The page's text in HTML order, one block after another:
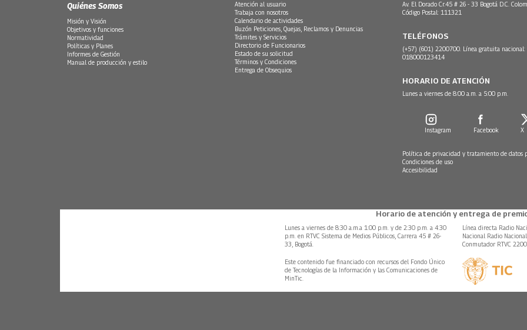
Quiénes Somos
Misión y Visión
Objetivos y funciones
Normatividad
Políticas y Planes
Informes de Gestión
Manual de producción y estilo
Atención al usuario
Trabaja con nosotros
Calendario de actividades
Buzón Peticiones, Quejas, Reclamos y Denuncias
Trámites y Servicios
Directorio de Funcionarios
Estado de su solicitud
Términos y Condiciones
Entrega de Obsequios
Av. El Dorado Cr.45 # 26 - 33 Bogotá D.C.
Código Postal: 111321
TELÉFONOS
(+57) (601) 2200700. Línea gratuita nacional:
018000123414
HORARIO DE ATENCIÓN
Lunes a viernes de 8:00 a.m. a 5:00 p.m.
Instagram Facebook X
Política de privacidad y tratamiento de datos
Condiciones de uso
Accesibilidad
Horario de atención y entrega de
Lunes a viernes de 8:30 a.m.a 1:00 p.m. y de 2:30 p.m. a 4:30
p.m. en RTVC Sistema de Medios Públicos, Carrera 45 # 26-
33, Bogotá.
Línea directa Radio
Nacional Radio
Conmutador RTVC
Este contenido fue financiado con recursos del Fondo Único
de Tecnologías de la Información y las Comunicaciones de
MinTic.